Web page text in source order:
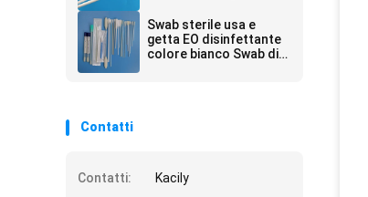
di pulizia della maniglia
Swab sterile usa e
getta EO disinfettante
colore bianco Swab di
Contatti
Contatti:
Kacily